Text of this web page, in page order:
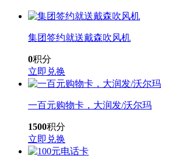
集团签约就送戴森吹风机
0积分
立即兑换
一百元购物卡，大润发/沃尔玛
1500积分
立即兑换